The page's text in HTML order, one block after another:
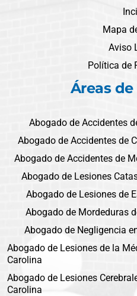
Mapa
Aviso
Política de
Áreas
Abogado de Accidentes
Abogado de Accidentes de
Abogado de Accidentes de
Abogado de Lesiones
Abogado de Lesiones de
Abogado de Mordeduras
Abogado de Negligencia
Abogado de Lesiones de la
Carolina
Abogado de Lesiones
Carolina